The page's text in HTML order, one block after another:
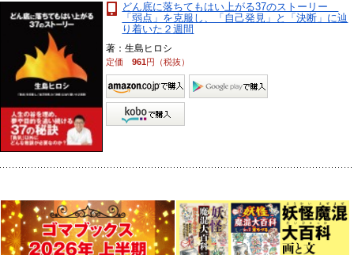
どん底に落ちてもはい上がる37のストーリー
「弱点」を克服し、「自己発見」と「決断」に辿
り着いた２週間
著：生島ヒロシ
定価961円（税抜）